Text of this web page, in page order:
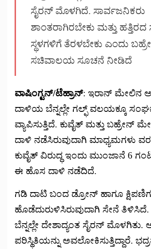
ಸೈರನ್ ಮೊಳಗಿದೆ. ಸಾರ್ವಜನಿಕರು
ಶಾಂತರಾಗಿರಬೇಕು ಮತ್ತು ಹತ್ತಿರದ
ಸ್ಥಳಗಳಿಗೆ ತೆರಳಬೇಕು ಎಂದು
ಸಚಿವಾಲಯ ಸೂಚನೆ ನೀಡಿದೆ
ವಾಷಿಂಗ್ಟನ್/ಟೆಹ್ರಾನ್: ಇರಾನ್ ಮೇಲಿನ
ದಾಳಿಯ ಬೆನ್ನಲ್ಲೇ ಗಲ್ಫ್ ವಲಯಕ್ಕೂ
ವ್ಯಾಪಿಸುತ್ತಿದೆ. ಕುವೈತ್ ಮತ್ತು ಬಹ್ರೇನ್
ದಾಳಿ ನಡೆಸಿರುವುದಾಗಿ ಮಾಧ್ಯಮಗಳು
ಕುವೈತ್ ವಿರುದ್ಧ ಇಂದು ಮುಂಜಾನೆ 6
ಈ ಹೊಸ ದಾಳಿ ನಡೆದಿದೆ.
ಗಡಿ ದಾಟಿ ಬಂದ ಡ್ರೋನ್ ಹಾಗೂ
ಹೊಡೆದುರುಳಿಸಿರುವುದಾಗಿ ಸೇನೆ
ಬೆನ್ನಲ್ಲೇ ದೇಶಾದ್ಯಂತ ಸೈರನ್ ಮೊಳಗಿತು.
ಪರಿಸ್ಥಿತಿಯನ್ನು ಅವಲೋಕಿಸುತ್ತಿದ್ದಾರೆ.